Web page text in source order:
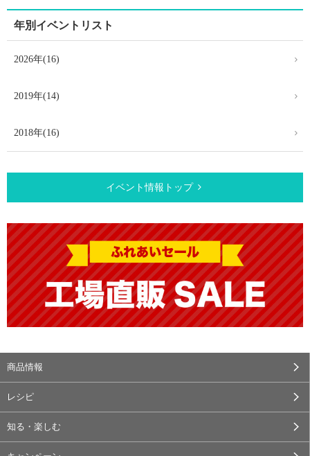
年別イベントリスト
2026年(16)
2019年(14)
2018年(16)
イベント情報トップ
商品情報
レシピ
知る・楽しむ